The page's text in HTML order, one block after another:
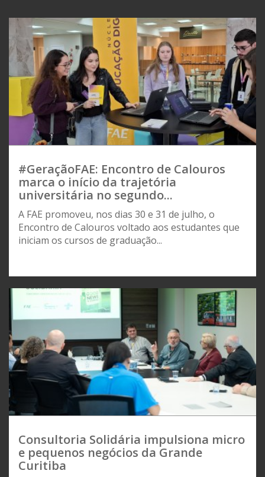
#GeraçãoFAE: Encontro de Calouros
marca o início da trajetória
universitária no segundo...
A FAE promoveu, nos dias 30 e 31 de julho, o
Encontro de Calouros voltado aos estudantes que
iniciam os cursos de graduação...
Consultoria Solidária impulsiona micro
e pequenos negócios da Grande
Curitiba